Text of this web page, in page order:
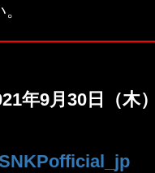
年9月30日（木